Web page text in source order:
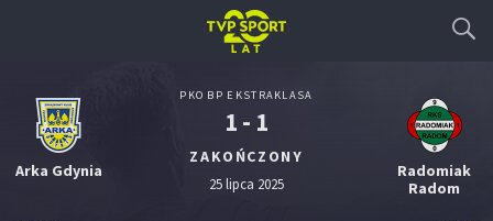
Arka Gdynia
PKO BP EKSTRAKLASA
1 - 1
ZAKOŃCZONY
25 lipca 2025
Radomiak
Radom